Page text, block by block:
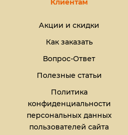
Клиентам
Акции и скидки
Как заказать
Вопрос-Ответ
Полезные статьи
Политика
конфиденциальности
персональных данных
пользователей сайта